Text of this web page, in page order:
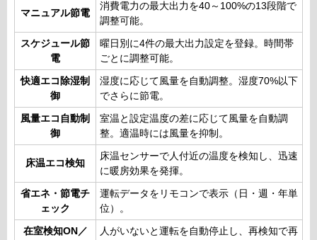
マニュアル節電
消費電力の最大出力を40～100%の13段階で
調整可能。
スケジュール節
電
曜日別に4件の最大出力設定を登録。時間帯
ごとに調整可能。
快適エコ除湿制
御
湿度に応じて風量を自動調整。湿度70%以下
でさらに節電。
風量エコ自動制
御
室温と設定温度の差に応じて風量を自動調
整。適温時には風量を抑制。
床温エコ検知
床温センサーで人付近の温度を検知し、迅速
に暖房効果を発揮。
省エネ・節電チ
ェック
運転データをリモコンで表示（日・週・年単
位）。
在室検知ON／
人がいないと運転を自動停止し、再検知で再